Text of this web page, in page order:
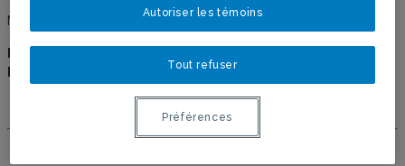
Membres étudiantes
Doctorat
Membres étudiantes
Tout refuser
Autoriser les témoins
Préférences